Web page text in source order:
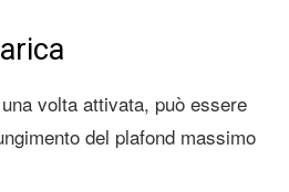
volta attivata, può essere
del plafond massimo